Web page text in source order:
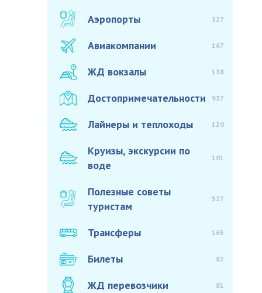
Аэропорты 327
Авиакомпании 167
ЖД вокзалы 138
Достопримечательности 937
Лайнеры и теплоходы 120
Круизы, экскурсии по
воде
101
Полезные советы
туристам
527
Трансферы 165
Билеты 82
ЖД перевозчики 81